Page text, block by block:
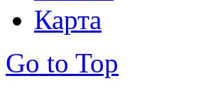
Карта
Go to Top